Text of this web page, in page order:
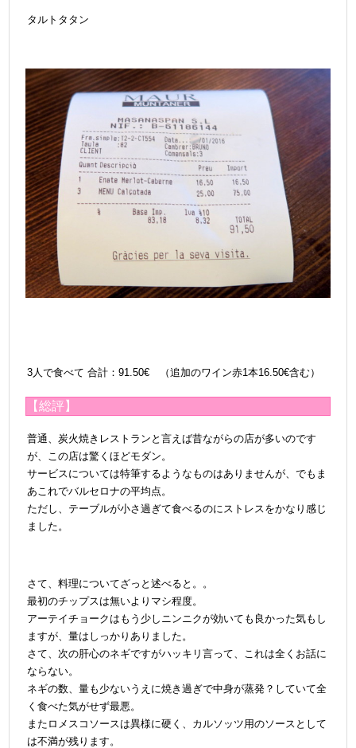
タルトタタン
3人で食べて 合計：91.50€ （追加のワイン赤1本16.50€含む）
【総評】
普通、炭火焼きレストランと言えば昔ながらの店が多いのです
が、この店は驚くほどモダン。
サービスについては特筆するようなものはありませんが、でもま
あこれでバルセロナの平均点。
ただし、テーブルが小さ過ぎて食べるのにストレスをかなり感じ
ました。
さて、料理についてざっと述べると。。
最初のチップスは無いよりマシ程度。
アーテイチョークはもう少しニンニクが効いても良かった気もし
ますが、量はしっかりありました。
さて、次の肝心のネギですがハッキリ言って、これは全くお話に
ならない。
ネギの数、量も少ないうえに焼き過ぎで中身が蒸発？していて全
く食べた気がせず最悪。
またロメスコソースは異様に硬く、カルソッツ用のソースとして
は不満が残ります。